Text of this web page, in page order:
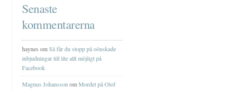
Senaste
kommentarerna
haynes omSå får du stopp på oönskade
inbjudningar till lite allt möjligt på
Facebook
Magnus Johansson omMordet på Olof